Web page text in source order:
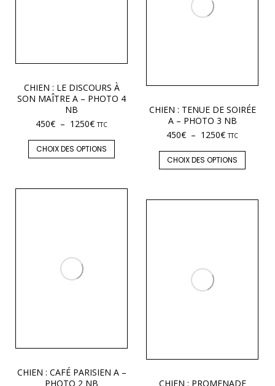
CHIEN : LE DISCOURS À
SON MAÎTRE A – PHOTO 4
NB
450€ – 1250€ TTC
CHOIX DES OPTIONS
CHIEN : TENUE DE SOIRÉE
A – PHOTO 3 NB
450€ – 1250€ TTC
CHOIX DES OPTIONS
CHIEN : CAFÉ PARISIEN A –
PHOTO 2 NB
CHIEN : PROMENADE